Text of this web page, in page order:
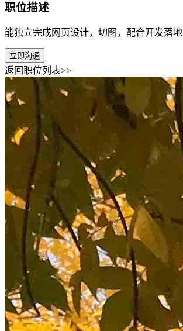
职位描述
能独立完成网页设计，切图，配合开发落地
立即沟通
返回职位列表>>